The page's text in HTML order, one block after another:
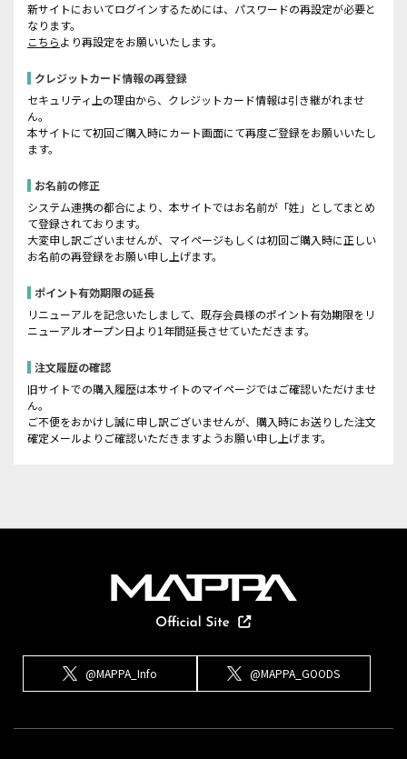
新サイトにおいてログインするためには、パスワードの再設定が必要と
なります。
こちらより再設定をお願いいたします。
クレジットカード情報の再登録
セキュリティ上の理由から、クレジットカード情報は引き継がれませ
ん。
本サイトにて初回ご購入時にカート画面にて再度ご登録をお願いいたし
ます。
お名前の修正
システム連携の都合により、本サイトではお名前が「姓」としてまとめ
て登録されております。
大変申し訳ございませんが、マイページもしくは初回ご購入時に正しい
お名前の再登録をお願い申し上げます。
ポイント有効期限の延長
リニューアルを記念いたしまして、既存会員様のポイント有効期限をリ
ニューアルオープン日より1年間延長させていただきます。
注文履歴の確認
旧サイトでの購入履歴は本サイトのマイページではご確認いただけませ
ん。
ご不便をおかけし誠に申し訳ございませんが、購入時にお送りした注文
確定メールよりご確認いただきますようお願い申し上げます。
@MAPPA_Info @MAPPA_GOODS